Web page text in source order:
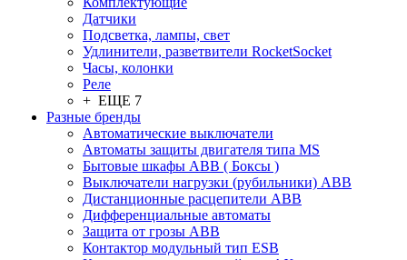
Датчики
Подсветка, лампы, свет
Удлинители, разветвители RocketSocket
Часы, колонки
Реле
+ ЕЩЕ 7
Разные бренды
Автоматические выключатели
Автоматы защиты двигателя типа MS
Бытовые шкафы ABB ( Боксы )
Выключатели нагрузки (рубильники) ABB
Дистанционные расцепители ABB
Дифференциальные автоматы
Защита от грозы ABB
Контактор модульный тип ESB